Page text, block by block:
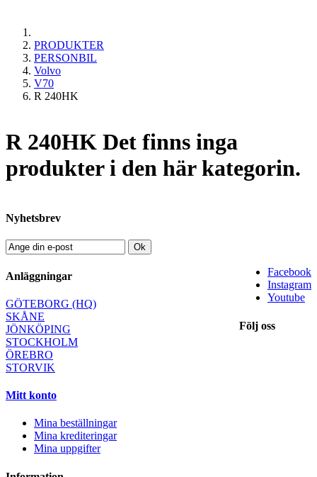
PRODUKTER
PERSONBIL
Volvo
V70
R 240HK
R 240HK Det finns inga
produkter i den här kategorin.
Nyhetsbrev
Ok
Facebook
Instagram
Youtube
Följ oss
Anläggningar
GÖTEBORG (HQ)
SKÅNE
JÖNKÖPING
STOCKHOLM
ÖREBRO
STORVIK
Mitt konto
Mina beställningar
Mina krediteringar
Mina uppgifter